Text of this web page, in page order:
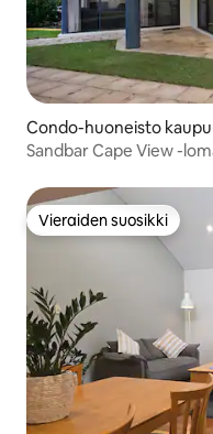
Condo-huoneisto
Sandbar Cape View -
Vieraiden suosikki
Vieraiden suosikki